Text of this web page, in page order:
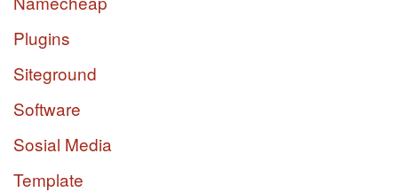
Plugins
Siteground
Software
Sosial Media
Template